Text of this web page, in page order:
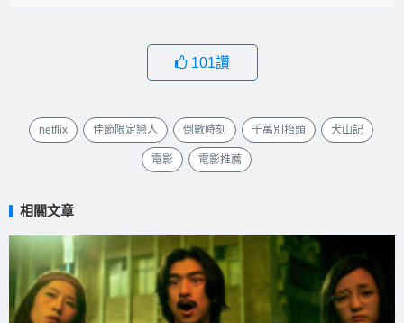
101讚
netflix 佳節限定戀人 倒數時刻 千萬別抬頭 犬山記
電影 電影推薦
相關文章